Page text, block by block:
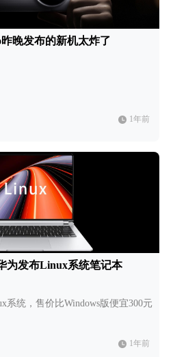
晚发布的新机太炸了
1年前
为发布Linux系统笔记本
系统，售价比Windows版便宜300元
1年前